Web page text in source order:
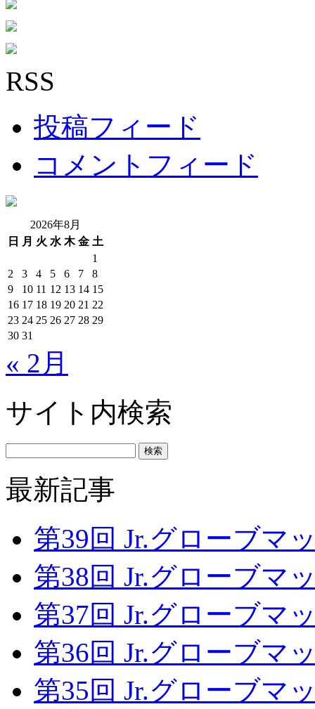
RSS
投稿フィード
コメントフィード
2026年8月
日
月 火 水 木 金 土
1
2
3 4 5 6 7
8
9
10 11 12 13 14 15
16 17 18 19 20 21 22
23 24 25 26 27 28 29
30 31
« 2月
サイト内検索
最新記事
第39回 Jr.グローブマ
第38回 Jr.グローブマ
第37回 Jr.グローブマ
第36回 Jr.グローブマ
第35回 Jr.グローブマ